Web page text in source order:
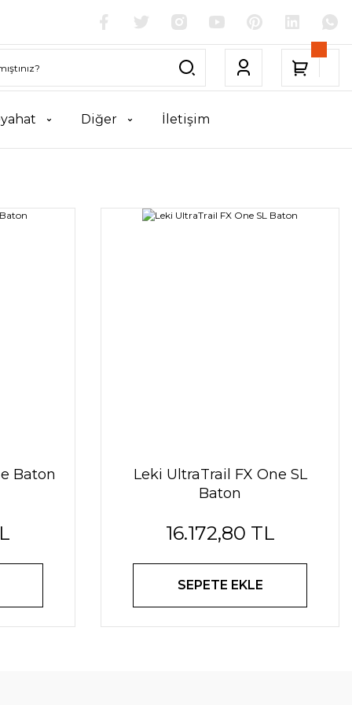
Diğer İletişim
Baton
Leki UltraTrail FX One SL
Baton
16.172,80 TL
SEPETE EKLE